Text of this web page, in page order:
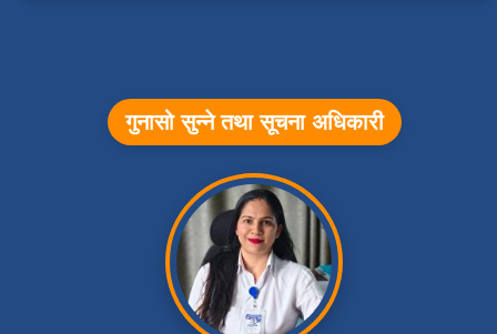
गुनासो सुन्ने तथा सूचना अधिकारी